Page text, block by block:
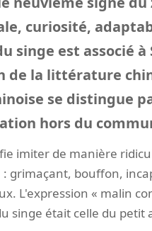
curiosité,
singe est associé à
de la littérature
se distingue
hors du
imiter de manière
grimaçant, bouffon,
L'expression « malin
singe était celle du petit